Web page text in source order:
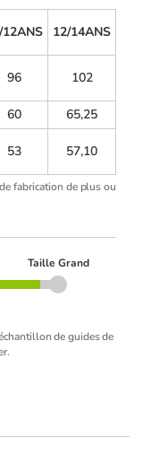
12ANS 12/14ANS
96 102
60
65,25
53 57,10
fabrication de plus ou
Taille Grand
de guides de